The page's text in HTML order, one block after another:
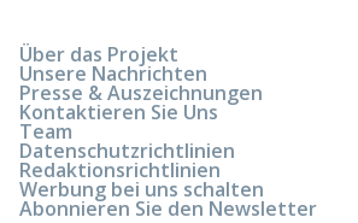
Über das Projekt
Unsere Nachrichten
Presse & Auszeichnungen
Kontaktieren Sie Uns
Team
Datenschutzrichtlinien
Redaktionsrichtlinien
Werbung bei uns schalten
Abonnieren Sie den Newsletter